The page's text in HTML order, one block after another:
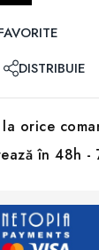
DISTRIBUIE
orice
în 48h -